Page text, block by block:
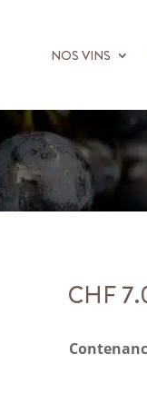
NOS VINS
CHF